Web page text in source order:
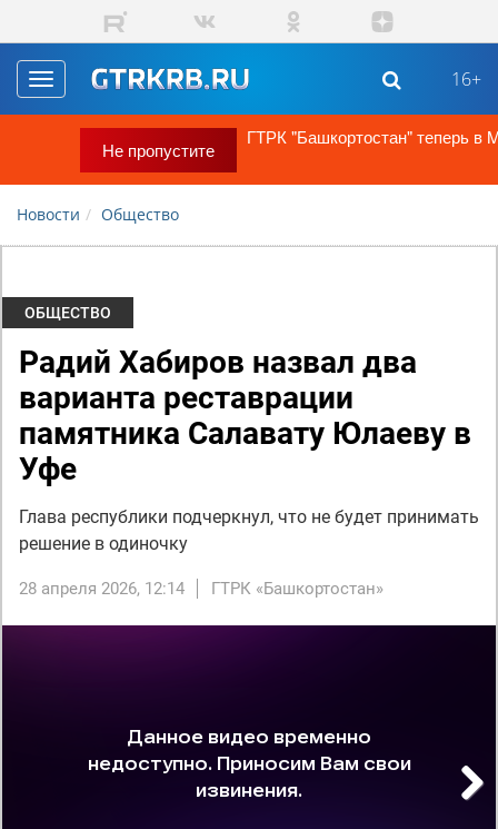
Перейти к основному содержанию
Toggle
navigation
16+
Не пропустите
ГТРК "Башкортостан" теперь в MAX!
Новости Общество
ОБЩЕСТВО
Радий Хабиров назвал два
варианта реставрации
памятника Салавату Юлаеву в
Уфе
Глава республики подчеркнул, что не будет принимать
решение в одиночку
28 апреля 2026, 12:14 ГТРК «Башкортостан»